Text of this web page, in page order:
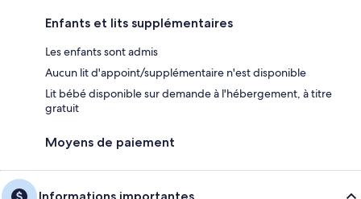
Enfants et lits supplémentaires
Les enfants sont admis
Aucun lit d'appoint/supplémentaire n'est disponible
Lit bébé disponible sur demande à l'hébergement, à titre
gratuit
Moyens de paiement
Informations importantes